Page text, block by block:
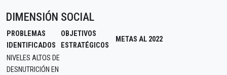
DIMENSIÓN SOCIAL
PROBLEMAS
IDENTIFICADOS
OBJETIVOS
ESTRATÉGICOS
METAS AL 2022
NIVELES ALTOS DE
DESNUTRICIÓN EN